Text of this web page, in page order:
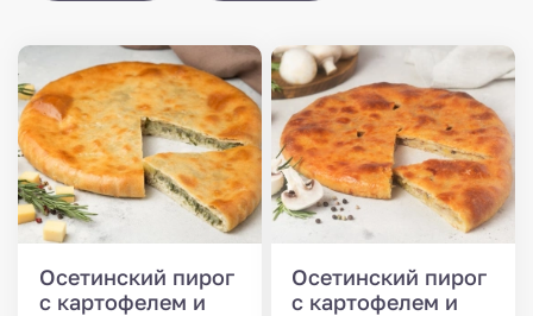
Осетинский пирог
с картофелем и
Осетинский пирог
с картофелем и